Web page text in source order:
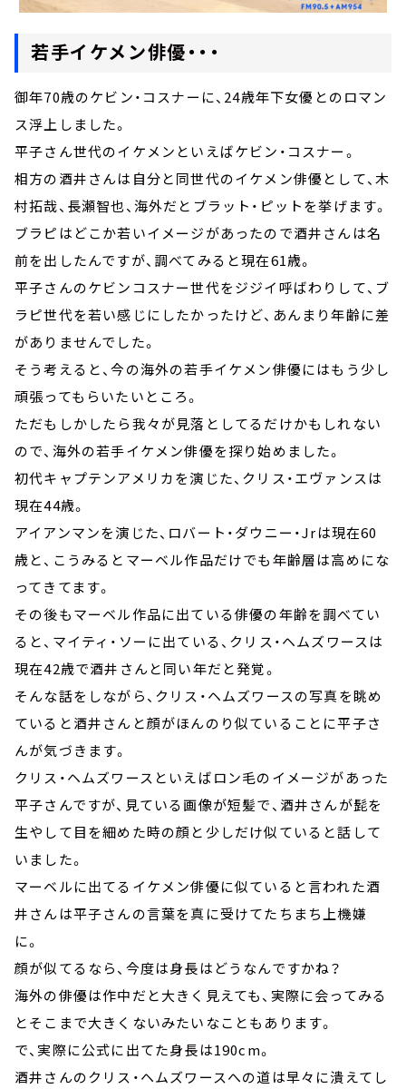
若手イケメン俳優・・・
御年70歳のケビン・コスナーに、24歳年下女優とのロマン
ス浮上しました。
平子さん世代のイケメンといえばケビン・コスナー。
相方の酒井さんは自分と同世代のイケメン俳優として、木
村拓哉、長瀬智也、海外だとブラット・ピットを挙げます。
ブラピはどこか若いイメージがあったので酒井さんは名
前を出したんですが、調べてみると現在61歳。
平子さんのケビンコスナー世代をジジイ呼ばわりして、ブ
ラピ世代を若い感じにしたかったけど、あんまり年齢に差
がありませんでした。
そう考えると、今の海外の若手イケメン俳優にはもう少し
頑張ってもらいたいところ。
ただもしかしたら我々が見落としてるだけかもしれない
ので、海外の若手イケメン俳優を探り始めました。
初代キャプテンアメリカを演じた、クリス・エヴァンスは
現在44歳。
アイアンマンを演じた、ロバート・ダウニー・Jrは現在60
歳と、こうみるとマーベル作品だけでも年齢層は高めにな
ってきてます。
その後もマーベル作品に出ている俳優の年齢を調べてい
ると、マイティ・ソーに出ている、クリス・ヘムズワースは
現在42歳で酒井さんと同い年だと発覚。
そんな話をしながら、クリス・ヘムズワースの写真を眺め
ていると酒井さんと顔がほんのり似ていることに平子さ
んが気づきます。
クリス・ヘムズワースといえばロン毛のイメージがあった
平子さんですが、見ている画像が短髪で、酒井さんが髭を
生やして目を細めた時の顔と少しだけ似ていると話して
いました。
マーベルに出てるイケメン俳優に似ていると言われた酒
井さんは平子さんの言葉を真に受けてたちまち上機嫌
に。
顔が似てるなら、今度は身長はどうなんですかね？
海外の俳優は作中だと大きく見えても、実際に会ってみる
とそこまで大きくないみたいなこともあります。
で、実際に公式に出てた身長は190cm。
酒井さんのクリス・ヘムズワースへの道は早々に潰えてし